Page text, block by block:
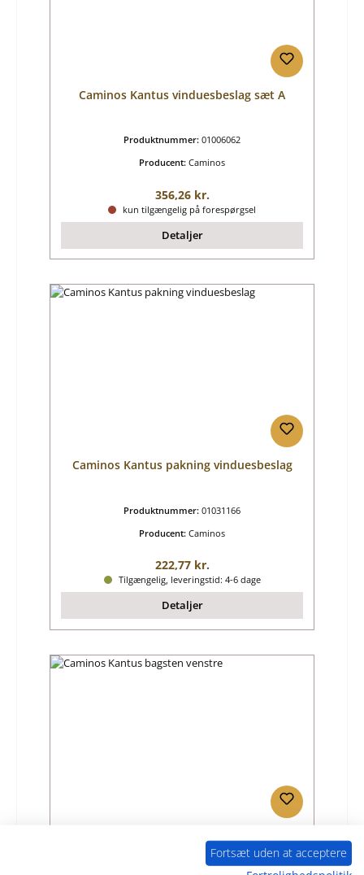
Caminos Kantus vinduesbeslag sæt A
Produktnummer: 01006062
Producent: Caminos
Almindelig pris:
356,26 kr.
kun tilgængelig på forespørgsel
Detaljer
Caminos Kantus pakning vinduesbeslag
Produktnummer: 01031166
Producent: Caminos
Almindelig pris:
222,77 kr.
Tilgængelig, leveringstid: 4-6 dage
Detaljer
Fortsæt uden at acceptere